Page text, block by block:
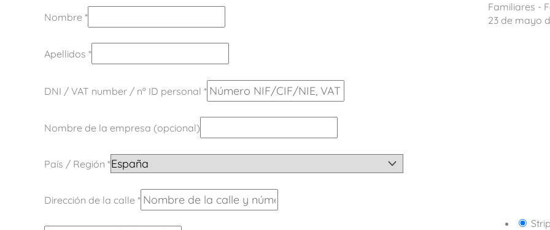
Nombre *
Apellidos *
DNI / VAT number / nº ID personal *
Nombre de la empresa (opcional)
País / Región *
Dirección de la calle *
Familiares -
23 de mayo